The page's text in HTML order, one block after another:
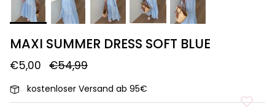
MAXI SUMMER DRESS SOFT BLUE
€5,00 €54,99
kostenloser Versand ab 95€